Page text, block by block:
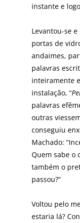
instante e
Levantou-se
portas de
andaimes,
palavras
inteiramente
instalação, “P
palavras
outras
conseguiu
Machado:
Quem sabe o
também o
passou?”
Voltou pelo
estaria lá?